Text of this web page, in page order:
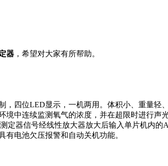
器 ，希望对大家有所帮助。
四位LED显示，一机两用。体积小、重量轻
中连续监测氧气的浓度，并在超限时进行
定器信号经线性放大器放大后输入单片机内
电池欠压报警和自动关机功能。